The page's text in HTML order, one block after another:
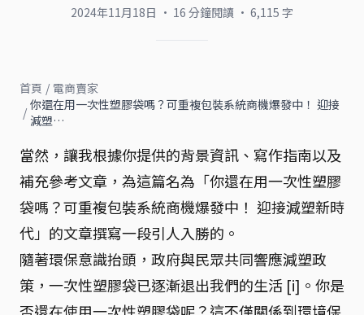
2024年11月18日 · 16 分鐘閱讀 · 6,115 字
首頁 / 電商賣家
/ 你還在用一次性塑膠袋嗎？可重複包裝系統商機爆發中！ 迎接
減塑…
當然，讓我根據你提供的背景資訊、寫作指南以及
補充參考文章，為這篇名為「你還在用一次性塑膠
袋嗎？可重複包裝系統商機爆發中！ 迎接減塑新時
代」的文章撰寫一段引人入勝的。
隨著環保意識抬頭，政府與民眾共同響應減塑政
策，一次性塑膠袋已逐漸退出我們的生活 [i]。你是